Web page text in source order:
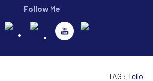
Follow Me
TAG : Tello